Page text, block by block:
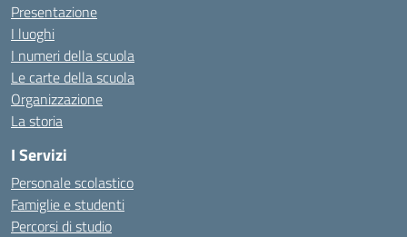
Presentazione
I luoghi
I numeri della scuola
Le carte della scuola
Organizzazione
La storia
I Servizi
Personale scolastico
Famiglie e studenti
Percorsi di studio